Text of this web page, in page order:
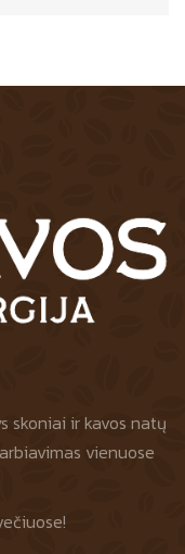
skoniai ir kavos natų
vienuose